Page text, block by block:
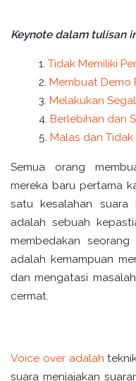
Keynote dalam tulisan
Tidak Memiliki
Membuat Demo
Melakukan
Berlebihan dan
Malas dan
Semua orang
mereka baru pertama
satu kesalahan
adalah sebuah
membedakan
adalah kemampuan
dan mengatasi
cermat.
Voice over adalah
suara menjajakan